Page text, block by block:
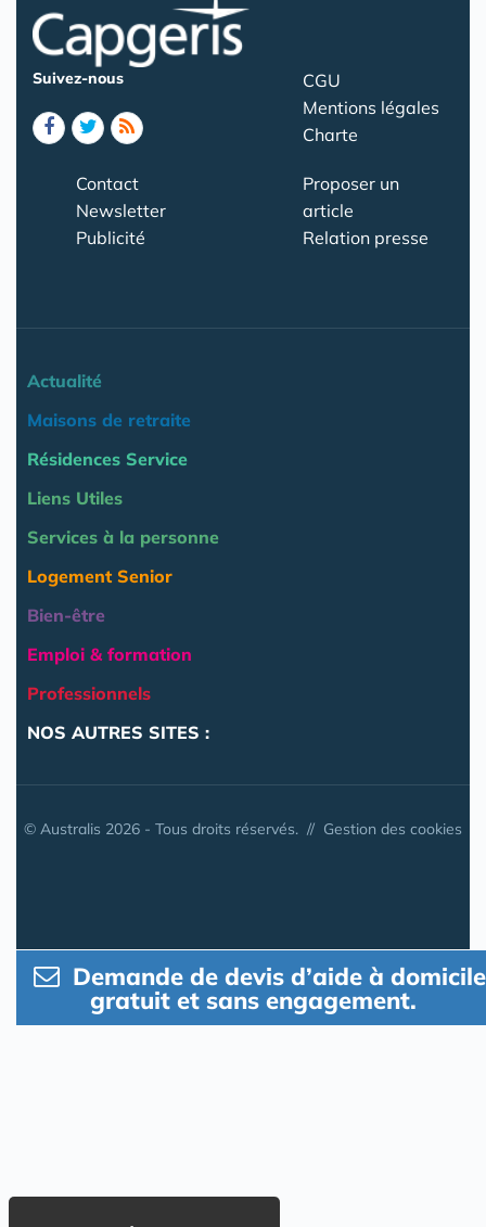
Suivez-nous
CGU
Mentions légales
Charte
Contact
Newsletter
Publicité
Proposer un
article
Relation presse
Actualité
Maisons de retraite
Résidences Service
Liens Utiles
Services à la personne
Logement Senior
Bien-être
Emploi & formation
Professionnels
NOS AUTRES SITES :
© Australis 2026 - Tous droits réservés. // Gestion des cookies
Demande de devis d’aide à domicile
gratuit et sans engagement.